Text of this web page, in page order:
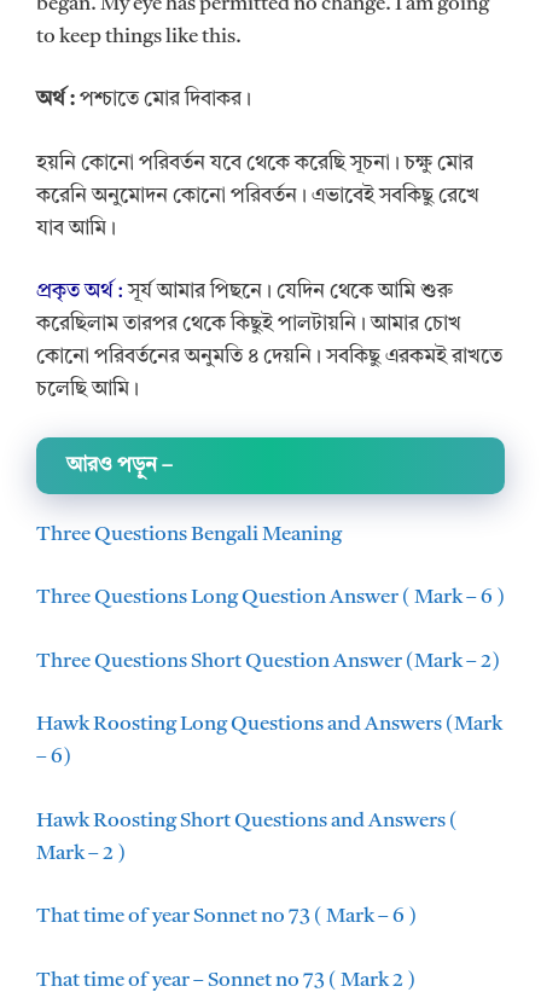
to keep things like this.
অর্থ: পশ্চাতে মোর দিবাকর।
হয়নি কোনো পরিবর্তন যবে থেকে করেছি সূচনা। চক্ষু মোর
করেনি অনুমোদন কোনো পরিবর্তন। এভাবেই সবকিছু রেখে
যাব আমি।
প্রকৃত অর্থ : সূর্য আমার পিছনে। যেদিন থেকে আমি শুরু
করেছিলাম তারপর থেকে কিছুই পালটায়নি। আমার চোখ
কোনো পরিবর্তনের অনুমতি ৪ দেয়নি। সবকিছু এরকমই রাখতে
চলেছি আমি।
আরও পড়ুন–
Three Questions Bengali Meaning
Three Questions Long Question Answer ( Mark – 6 )
Three Questions Short Question Answer (Mark – 2)
Hawk Roosting Long Questions and Answers (Mark
– 6)
Hawk Roosting Short Questions and Answers (
Mark – 2 )
That time of year Sonnet no 73 ( Mark – 6 )
That time of year – Sonnet no 73 ( Mark 2 )